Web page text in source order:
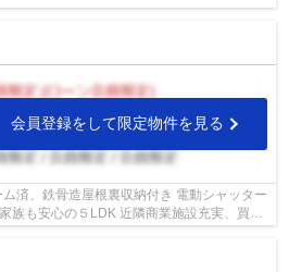
会員登録をして限定物件を見る
済、鉄骨造屋根裏収納付き 電動シャッター
族も安心の５LDK 近隣商業施設充実、買い